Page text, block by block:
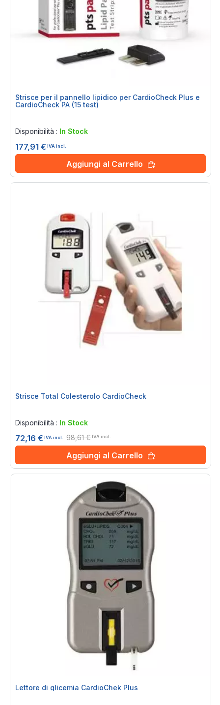
Strisce per il pannello lipidico per CardioCheck Plus e
CardioCheck PA (15 test)
Disponibilità : In Stock
177,91 € IVA incl.
Aggiungi al Carrello
Strisce Total Colesterolo CardioCheck
Disponibilità : In Stock
72,16 € IVA incl. 98,61 € IVA incl.
Aggiungi al Carrello
Lettore di glicemia CardioChek Plus